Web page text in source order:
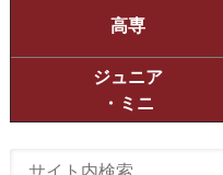
高専
ジュニア
・ミニ